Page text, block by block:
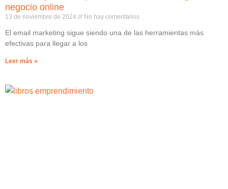
negocio online
13 de noviembre de 2024 No hay comentarios
El email marketing sigue siendo una de las herramientas más
efectivas para llegar a los
Leer más »